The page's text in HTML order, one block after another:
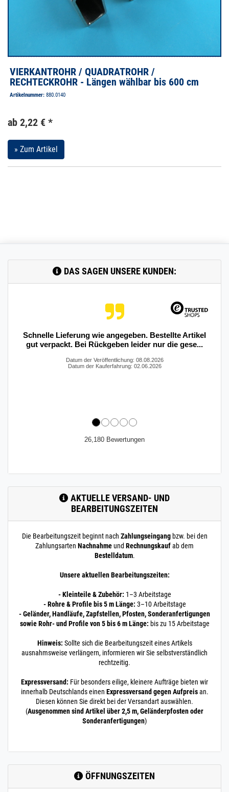
VIERKANTROHR / QUADRATROHR /
RECHTECKROHR - Längen wählbar bis 600 cm
Artikelnummer: 880.0140
ab 2,22 € *
» Zum Artikel
DAS SAGEN UNSERE KUNDEN:
Schnelle Lieferung wie angegeben. Bestellte Artikel
gut verpackt. Bei Rückgeben leider nur die gese...
Datum der Veröffentlichung: 08.08.2026
Datum der Kauferfahrung: 02.06.2026
26,180 Bewertungen
AKTUELLE VERSAND- UND
BEARBEITUNGSZEITEN
Die Bearbeitungszeit beginnt nach Zahlungseingangbzw. bei den
Zahlungsarten Nachnahmeund Rechnungskaufab dem
Bestelldatum.
Unsere aktuellen Bearbeitungszeiten:
- Kleinteile & Zubehör: 1–3 Arbeitstage
- Rohre & Profile bis 5 m Länge: 3–10 Arbeitstage
- Geländer, Handläufe, Zapfstellen, Pfosten, Sonderanfertigungen
sowie Rohr- und Profile von 5 bis 6 m Länge: bis zu 15 Arbeitstage
Hinweis: Sollte sich die Bearbeitungszeit eines Artikels
ausnahmsweise verlängern, informieren wir Sie selbstverständlich
rechtzeitig.
Expressversand: Für besonders eilige, kleinere Aufträge bieten wir
innerhalb Deutschlands einen Expressversand gegen Aufpreisan.
Diesen können Sie direkt bei der Versandart auswählen.
(Ausgenommen sind Artikel über 2,5 m, Geländerpfosten oder
Sonderanfertigungen)
ÖFFNUNGSZEITEN